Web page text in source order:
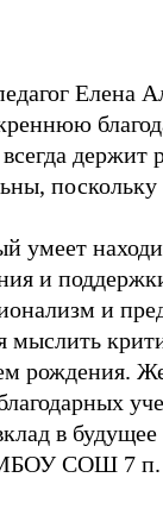
Елена
умеет
и
и
рождения.
в
МБОУ СОШ 7